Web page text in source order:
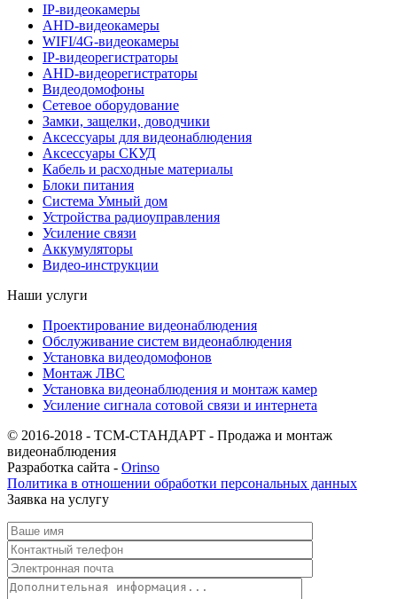
IP-видеокамеры
AHD-видеокамеры
WIFI/4G-видеокамеры
IP-видеорегистраторы
AHD-видеорегистраторы
Видеодомофоны
Сетевое оборудование
Замки, защелки, доводчики
Аксессуары для видеонаблюдения
Аксессуары СКУД
Кабель и расходные материалы
Блоки питания
Система Умный дом
Устройства радиоуправления
Усиление связи
Аккумуляторы
Видео-инструкции
Наши услуги
Проектирование видеонаблюдения
Обслуживание систем видеонаблюдения
Установка видеодомофонов
Монтаж ЛВС
Установка видеонаблюдения и монтаж камер
Усиление сигнала сотовой связи и интернета
© 2016-2018 - ТСМ-СТАНДАРТ - Продажа и монтаж
видеонаблюдения
Разработка сайта - Orinso
Политика в отношении обработки персональных данных
Заявка на услугу